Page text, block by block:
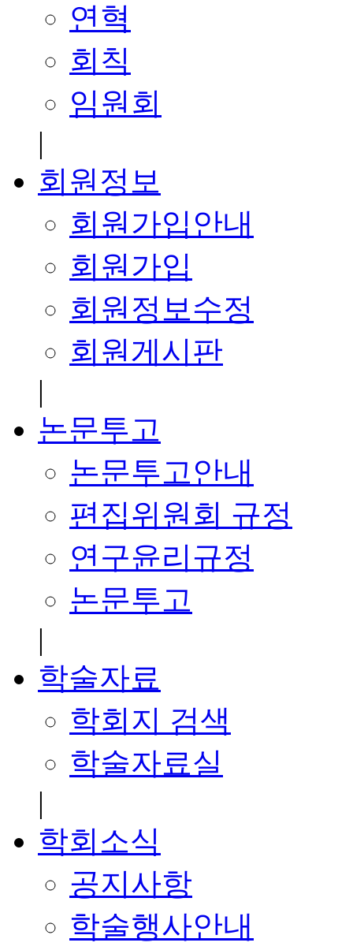
연혁
회칙
임원회
|
회원정보
회원가입안내
회원가입
회원정보수정
회원게시판
|
논문투고
논문투고안내
편집위원회 규정
연구윤리규정
논문투고
|
학술자료
학회지 검색
학술자료실
|
학회소식
공지사항
학술행사안내